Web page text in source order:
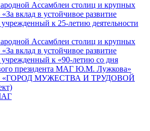
Ассамблеи столиц и крупных
вклад в устойчивое развитие
к 25-летию деятельности
Ассамблеи столиц и крупных
вклад в устойчивое развитие
к «90-летию со дня
президента МАГ Ю.М. Лужкова»
МУЖЕСТВА И ТРУДОВОЙ